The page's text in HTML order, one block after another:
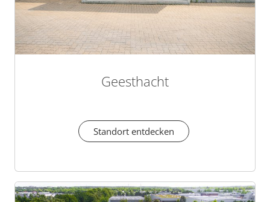
Geesthacht
Standort entdecken